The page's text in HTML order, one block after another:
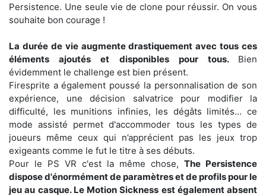
Persistence. Une seule vie de clone pour réussir. On vous
souhaite bon courage !
La durée de vie augmente drastiquement avec tous ces
éléments ajoutés et disponibles pour tous. Bien
évidemment le challenge est bien présent.
Firesprite a également poussé la personnalisation de son
expérience, une décision salvatrice pour modifier la
difficulté, les munitions infinies, les dégâts limités… ce
mode assisté permet d'accommoder tous les types de
joueurs même ceux qui n’apprécient pas les jeux trop
exigeants comme le fut le titre à ses débuts.
Pour le PS VR c'est la même chose, The Persistence
dispose d'énormément de paramètres et de profils pour le
jeu au casque. Le Motion Sickness est également absent